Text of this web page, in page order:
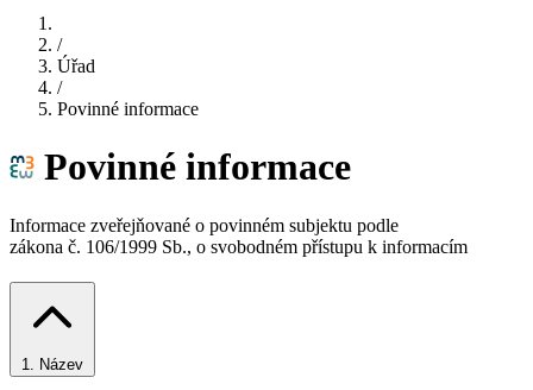
/
Úřad
/
Povinné informace
Povinné informace
Informace zveřejňované o povinném subjektu podle
zákona č. 106/1999 Sb., o svobodném přístupu k informacím
1. Název